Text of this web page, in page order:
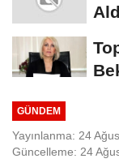
GÜNDEM
Yayınlanma: 24
Güncelleme: 24